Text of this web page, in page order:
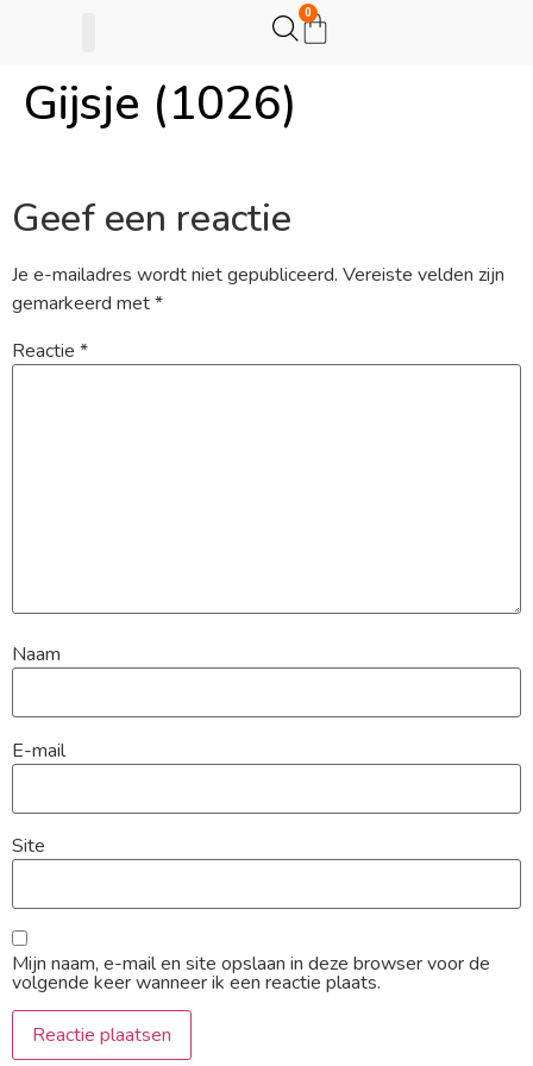
0
Gijsje (1026)
Geef een reactie
Je e-mailadres wordt niet gepubliceerd. Vereiste velden zijn
gemarkeerd met*
Reactie *
Naam
E-mail
Site
Mijn naam, e-mail en site opslaan in deze browser voor de
volgende keer wanneer ik een reactie plaats.